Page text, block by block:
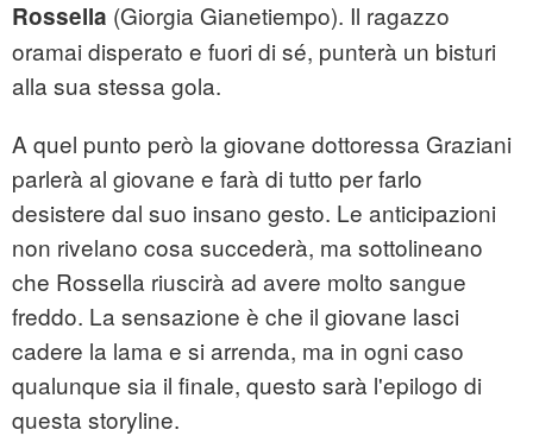
Rossella (Giorgia Gianetiempo). Il ragazzo
oramai disperato e fuori di sé, punterà un bisturi
alla sua stessa gola.
A quel punto però la giovane dottoressa Graziani
parlerà al giovane e farà di tutto per farlo
desistere dal suo insano gesto. Le anticipazioni
non rivelano cosa succederà, ma sottolineano
che Rossella riuscirà ad avere molto sangue
freddo. La sensazione è che il giovane lasci
cadere la lama e si arrenda, ma in ogni caso
qualunque sia il finale, questo sarà l'epilogo di
questa storyline.